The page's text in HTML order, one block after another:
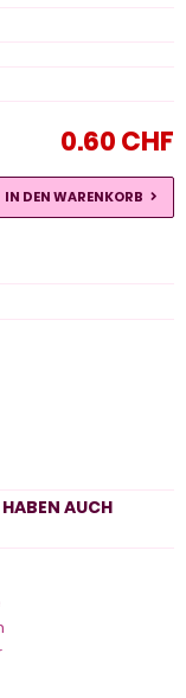
0.60 CHF
IN DEN WARENKORB
AUCH